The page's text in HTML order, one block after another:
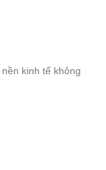
kinh tế không